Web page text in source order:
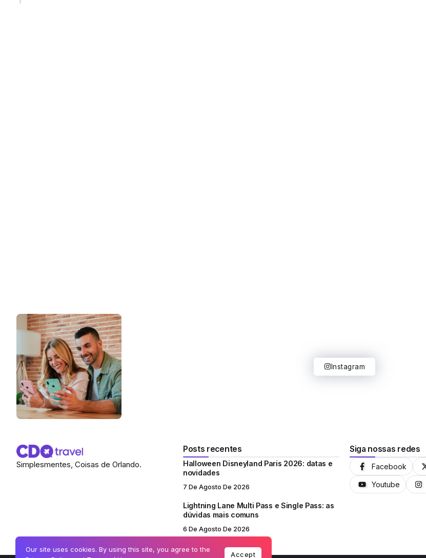
Instagram
Simplesmentes, Coisas de Orlando.
Posts recentes
Halloween Disneyland Paris 2026: datas e
novidades
7 De Agosto De 2026
Lightning Lane Multi Pass e Single Pass: as
dúvidas mais comuns
6 De Agosto De 2026
Siga nossas redes
Facebook
Youtube
Our site uses cookies. By using this site, you agree to the
Accept